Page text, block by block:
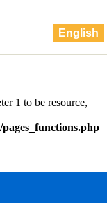
English